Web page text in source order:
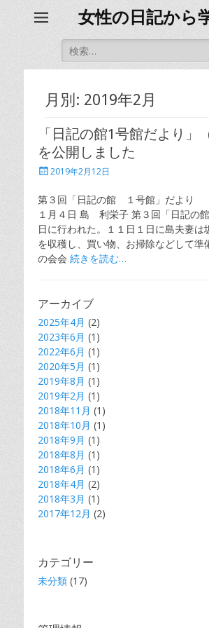
女性の日記から
検
索
象:
月別: 2019年2月
「日記の館1号館だより」
を公開しました
投
日
2019年2月12日
第３回「日記の館 １号館」だより
１月４日 島 利栄子 第３回「日記の
日に行われた。１１日１日に島夫妻は
を収穫し、買い物、お掃除などして準
の会会 続きを読む…
アーカイブ
2025年4月 (2)
2023年6月 (1)
2022年6月 (1)
2020年5月 (1)
2019年8月 (1)
2019年2月 (1)
2018年11月 (1)
2018年10月 (1)
2018年9月 (1)
2018年8月 (1)
2018年6月 (1)
2018年4月 (2)
2018年3月 (1)
2017年12月 (2)
カテゴリー
未分類 (17)